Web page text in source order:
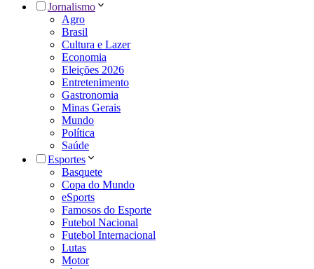
Jornalismo
Agro
Brasil
Cultura e Lazer
Economia
Eleições 2026
Entretenimento
Gastronomia
Minas Gerais
Mundo
Política
Saúde
Esportes
Basquete
Copa do Mundo
eSports
Famosos do Esporte
Futebol Nacional
Futebol Internacional
Lutas
Motor